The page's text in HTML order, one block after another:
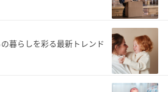
暮らしを彩る最新トレンド